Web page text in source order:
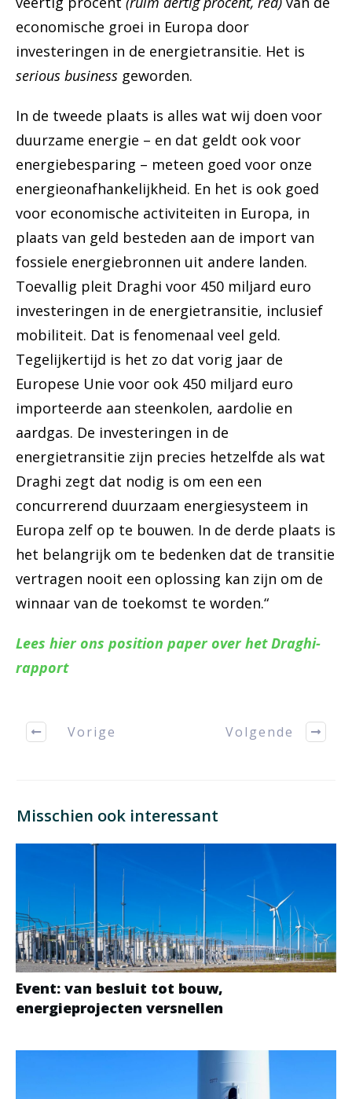
economische groei in Europa door
investeringen in de energietransitie. Het is
serious business geworden.
In de tweede plaats is alles wat wij doen voor
duurzame energie – en dat geldt ook voor
energiebesparing – meteen goed voor onze
energieonafhankelijkheid. En het is ook goed
voor economische activiteiten in Europa, in
plaats van geld besteden aan de import van
fossiele energiebronnen uit andere landen.
Toevallig pleit Draghi voor 450 miljard euro
investeringen in de energietransitie, inclusief
mobiliteit. Dat is fenomenaal veel geld.
Tegelijkertijd is het zo dat vorig jaar de
Europese Unie voor ook 450 miljard euro
importeerde aan steenkolen, aardolie en
aardgas. De investeringen in de
energietransitie zijn precies hetzelfde als wat
Draghi zegt dat nodig is om een een
concurrerend duurzaam energiesysteem in
Europa zelf op te bouwen. In de derde plaats is
het belangrijk om te bedenken dat de transitie
vertragen nooit een oplossing kan zijn om de
winnaar van de toekomst te worden.“
Lees hier ons position paper over het Draghi-
rapport
Vorige Volgende
Misschien ook interessant
Event: van besluit tot bouw,
energieprojecten versnellen